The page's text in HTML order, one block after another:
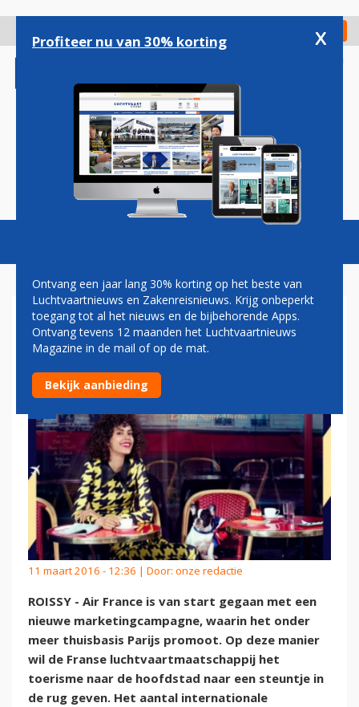
gaan
Check in
Magazine Podcasts Vacatures
AIR FRANCE PROMOOT PARIJS
IN NIEUWE CAMPAGNE
11 maart 2016 - 12:36 | Door: onze redactie
ROISSY - Air France is van start gegaan met een
nieuwe marketingcampagne, waarin het onder
meer thuisbasis Parijs promoot. Op deze manier
wil de Franse luchtvaartmaatschappij het
toerisme naar de hoofdstad naar een steuntje in
de rug geven. Het aantal internationale
Profiteer nu van 30% korting x
Ontvang een jaar lang 30% korting op het beste van
Luchtvaartnieuws en Zakenreisnieuws. Krijg onbeperkt
toegang tot al het nieuws en de bijbehorende Apps.
Ontvang tevens 12 maanden het Luchtvaartnieuws
Magazine in de mail of op de mat.
Bekijk aanbieding